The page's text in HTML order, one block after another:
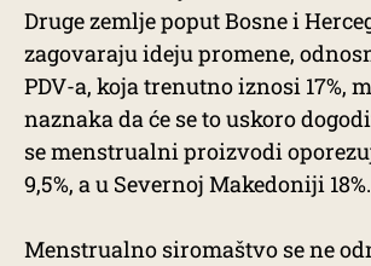
Druge zemlje poput Bosne i
zagovaraju ideju promene,
PDV-a, koja trenutno iznosi 17%,
naznaka da će se to uskoro
se menstrualni proizvodi
9,5%, a u Severnoj Makedoniji 18%.
Menstrualno siromaštvo se ne